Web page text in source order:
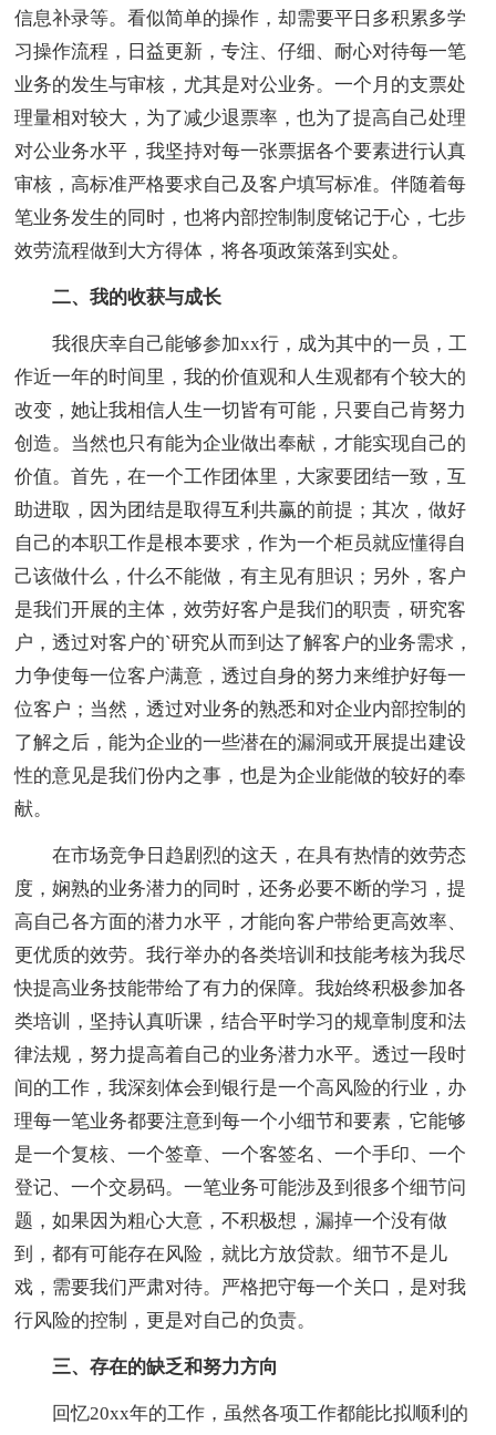
信息补录等。看似简单的操作，却需要平日多积累多学
习操作流程，日益更新，专注、仔细、耐心对待每一笔
业务的发生与审核，尤其是对公业务。一个月的支票处
理量相对较大，为了减少退票率，也为了提高自己处理
对公业务水平，我坚持对每一张票据各个要素进行认真
审核，高标准严格要求自己及客户填写标准。伴随着每
笔业务发生的同时，也将内部控制制度铭记于心，七步
效劳流程做到大方得体，将各项政策落到实处。
二、我的收获与成长
我很庆幸自己能够参加xx行，成为其中的一员，工
作近一年的时间里，我的价值观和人生观都有个较大的
改变，她让我相信人生一切皆有可能，只要自己肯努力
创造。当然也只有能为企业做出奉献，才能实现自己的
价值。首先，在一个工作团体里，大家要团结一致，互
助进取，因为团结是取得互利共赢的前提；其次，做好
自己的本职工作是根本要求，作为一个柜员就应懂得自
己该做什么，什么不能做，有主见有胆识；另外，客户
是我们开展的主体，效劳好客户是我们的职责，研究客
户，透过对客户的`研究从而到达了解客户的业务需求，
力争使每一位客户满意，透过自身的努力来维护好每一
位客户；当然，透过对业务的熟悉和对企业内部控制的
了解之后，能为企业的一些潜在的漏洞或开展提出建设
性的意见是我们份内之事，也是为企业能做的较好的奉
献。
在市场竞争日趋剧烈的这天，在具有热情的效劳态
度，娴熟的业务潜力的同时，还务必要不断的学习，提
高自己各方面的潜力水平，才能向客户带给更高效率、
更优质的效劳。我行举办的各类培训和技能考核为我尽
快提高业务技能带给了有力的保障。我始终积极参加各
类培训，坚持认真听课，结合平时学习的规章制度和法
律法规，努力提高着自己的业务潜力水平。透过一段时
间的工作，我深刻体会到银行是一个高风险的行业，办
理每一笔业务都要注意到每一个小细节和要素，它能够
是一个复核、一个签章、一个客签名、一个手印、一个
登记、一个交易码。一笔业务可能涉及到很多个细节问
题，如果因为粗心大意，不积极想，漏掉一个没有做
到，都有可能存在风险，就比方放贷款。细节不是儿
戏，需要我们严肃对待。严格把守每一个关口，是对我
行风险的控制，更是对自己的负责。
三、存在的缺乏和努力方向
回忆20xx年的工作，虽然各项工作都能比拟顺利的